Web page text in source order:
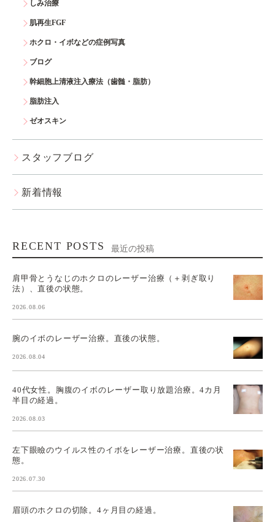
しみ治療
肌再生FGF
ホクロ・イボなどの症例写真
ブログ
幹細胞上清液注入療法（歯髄・脂肪）
脂肪注入
ゼオスキン
スタッフブログ
新着情報
RECENT POSTS 最近の投稿
肩甲骨とうなじのホクロのレーザー治療（＋剥ぎ取り
法）、直後の状態。
2026.08.06
腕のイボのレーザー治療。直後の状態。
2026.08.04
40代女性。胸腹のイボのレーザー取り放題治療。4カ月
半目の経過。
2026.08.03
左下眼瞼のウイルス性のイボをレーザー治療。直後の状
態。
2026.07.30
眉頭のホクロの切除。4ヶ月目の経過。